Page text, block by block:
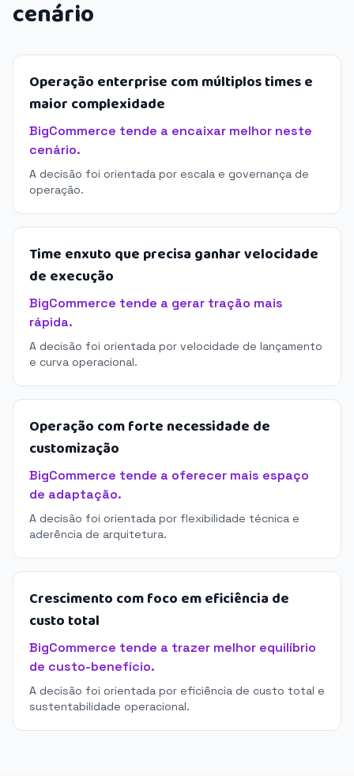
cenário
Operação enterprise com múltiplos times e
maior complexidade
BigCommerce tende a encaixar melhor neste
cenário.
A decisão foi orientada por escala e governança de
operação.
Time enxuto que precisa ganhar velocidade
de execução
BigCommerce tende a gerar tração mais
rápida.
A decisão foi orientada por velocidade de lançamento
e curva operacional.
Operação com forte necessidade de
customização
BigCommerce tende a oferecer mais espaço
de adaptação.
A decisão foi orientada por flexibilidade técnica e
aderência de arquitetura.
Crescimento com foco em eficiência de
custo total
BigCommerce tende a trazer melhor equilíbrio
de custo-benefício.
A decisão foi orientada por eficiência de custo total e
sustentabilidade operacional.